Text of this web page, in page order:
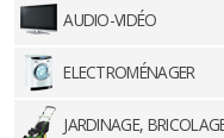
AUDIO-VIDÉO
ELECTROMÉNAGER
JARDINAGE,